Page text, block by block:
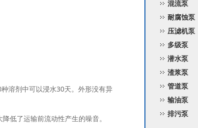
溶剂中可以浸水30天。外形没有异
低了运输前流动性产生的噪音。
混流泵
耐腐蚀泵
压滤机泵
多级泵
潜水泵
渣浆泵
管道泵
输油泵
排污泵